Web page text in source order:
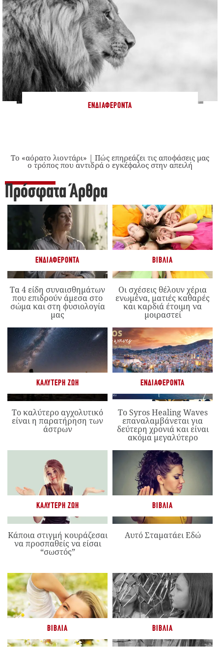
ΕΝΔΙΑΦΈΡΟΝΤΑ
Το «αόρατο λιοντάρι» | Πώς επηρεάζει τις αποφάσεις μας
ο τρόπος που αντιδρά ο εγκέφαλος στην απειλή
Πρόσφατα Άρθρα
ΕΝΔΙΑΦΈΡΟΝΤΑ
Τα 4 είδη συναισθημάτων
που επιδρούν άμεσα στο
σώμα και στη φυσιολογία
μας
ΒΙΒΛΊΑ
Οι σχέσεις θέλουν χέρια
ενωμένα, ματιές καθαρές
και καρδιά έτοιμη να
μοιραστεί
ΚΑΛΎΤΕΡΗ ΖΩΉ
Το καλύτερο αγχολυτικό
είναι η παρατήρηση των
άστρων
ΕΝΔΙΑΦΈΡΟΝΤΑ
Το Syros Healing Waves
επαναλαμβάνεται για
δεύτερη χρονιά και είναι
ακόμα μεγαλύτερο
ΚΑΛΎΤΕΡΗ ΖΩΉ
Κάποια στιγμή κουράζεσαι
να προσπαθείς να είσαι
“σωστός”
ΒΙΒΛΊΑ
Αυτό Σταματάει Εδώ
ΒΙΒΛΊΑ ΒΙΒΛΊΑ